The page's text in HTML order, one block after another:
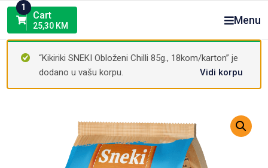
Skip
content
1
Cart
25,30 KM Menu
“Kikiriki SNEKI Obloženi Chilli 85g., 18kom/karton” je
dodano u vašu korpu.
Vidi korpu